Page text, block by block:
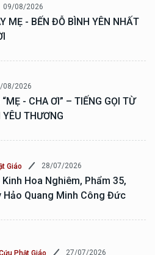
09/08/2026
MẸ - BẾN ĐỖ BÌNH YÊN NHẤT
08/2026
- CHA ƠI” – TIẾNG GỌI TỪ
YÊU THƯƠNG
Giáo 28/07/2026
Hoa Nghiêm, Phẩm 35,
Hảo Quang Minh Công Đức
Phật Giáo 27/07/2026